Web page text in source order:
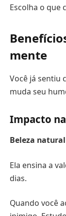
Escolha o que
mente
Você já sentiu
muda seu
Impacto
Beleza
Ela ensina a
dias.
Quando você